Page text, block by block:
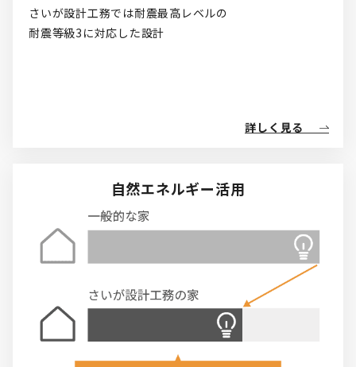
さいが設計工務では耐震最高レベルの
耐震等級3に対応した設計
詳しく見る
自然エネルギー活用